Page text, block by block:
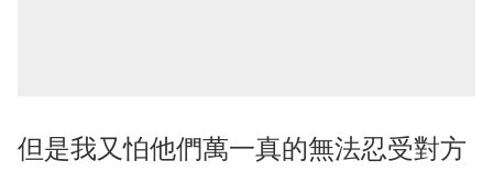
但是我又怕他們萬一真的無法忍受對方